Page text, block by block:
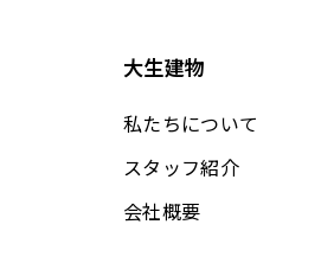
大生建物
私たちについて
スタッフ紹介
会社概要